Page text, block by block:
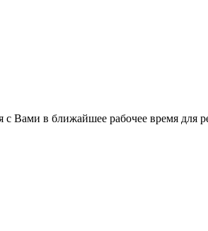
Вами в ближайшее рабочее время для